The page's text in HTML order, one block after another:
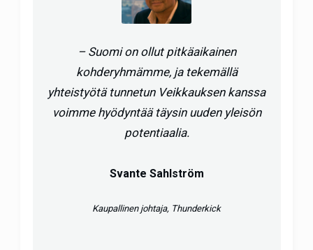
– Suomi on ollut pitkäaikainen
kohderyhmämme, ja tekemällä
yhteistyötä tunnetun Veikkauksen kanssa
voimme hyödyntää täysin uuden yleisön
potentiaalia.
Svante Sahlström
Kaupallinen johtaja, Thunderkick